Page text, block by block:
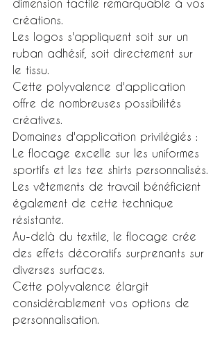
dimension tactile remarquable à vos
créations.
Les logos s'appliquent soit sur un
ruban adhésif, soit directement sur
le tissu.
Cette polyvalence d'application
offre de nombreuses possibilités
créatives.
Domaines d'application privilégiés :
Le flocage excelle sur les uniformes
sportifs et les tee shirts personnalisés.
Les vêtements de travail bénéficient
également de cette technique
résistante.
Au-delà du textile, le flocage crée
des effets décoratifs surprenants sur
diverses surfaces.
Cette polyvalence élargit
considérablement vos options de
personnalisation.